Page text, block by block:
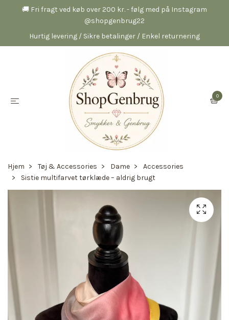
🚚 Fri fragt ved køb over 200 kr. - følg med på Instagram
@shopgenbrug22
Hurtig levering / Sikre betalinger / Enkel returnering
0
Hjem Tøj & Accessories Dame
Accessories
Sistie multifarvet tørklæde – aldrig brugt